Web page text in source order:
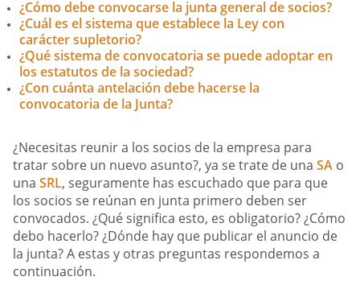
¿Cómo debe convocarse la junta general de socios?
¿Cuál es el sistema que establece la Ley con
carácter supletorio?
¿Qué sistema de convocatoria se puede adoptar en
los estatutos de la sociedad?
¿Con cuánta antelación debe hacerse la
convocatoria de la Junta?
¿Necesitas reunir a los socios de la empresa para
tratar sobre un nuevo asunto?, ya se trate de una SA o
una SRL, seguramente has escuchado que para que
los socios se reúnan en junta primero deben ser
convocados. ¿Qué significa esto, es obligatorio? ¿Cómo
debo hacerlo? ¿Dónde hay que publicar el anuncio de
la junta? A estas y otras preguntas respondemos a
continuación.